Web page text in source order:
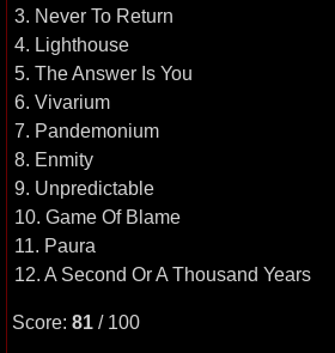
3. Never To Return
4. Lighthouse
5. The Answer Is You
6. Vivarium
7. Pandemonium
8. Enmity
9. Unpredictable
10. Game Of Blame
11. Paura
12. A Second Or A Thousand Years
Score: 81 / 100